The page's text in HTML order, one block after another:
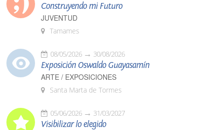
Construyendo mi Futuro
JUVENTUD
Tamames
08/05/2026 30/08/2026
Exposición Oswaldo Guayasamín
ARTE / EXPOSICIONES
Santa Marta de Tormes
05/06/2026 31/03/2027
Visibilizar lo elegido